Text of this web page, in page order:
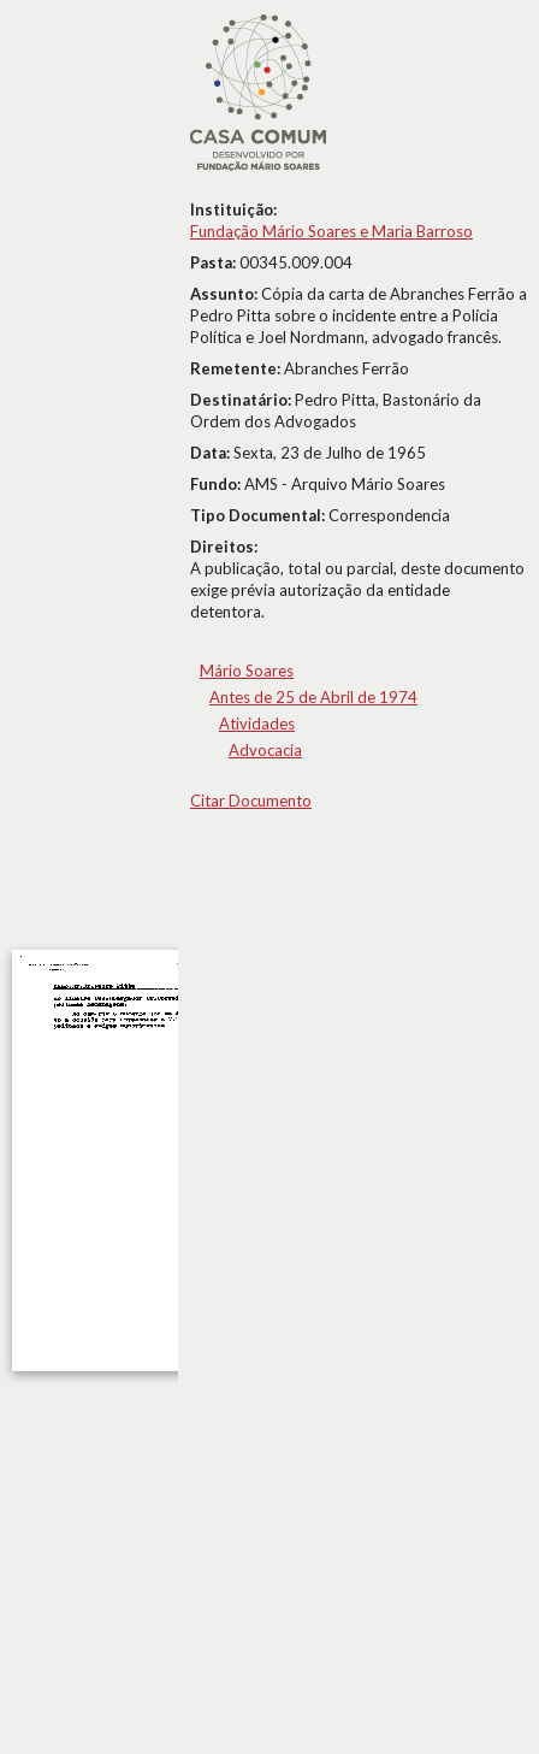
Instituição:
Fundação Mário Soares e Maria Barroso
Pasta:00345.009.004
Assunto:Cópia da carta de Abranches Ferrão a
Pedro Pitta sobre o incidente entre a Polícia
Política e Joel Nordmann, advogado francês.
Remetente:Abranches Ferrão
Destinatário:Pedro Pitta, Bastonário da
Ordem dos Advogados
Data:Sexta, 23 de Julho de 1965
Fundo:AMS - Arquivo Mário Soares
Tipo Documental:Correspondencia
Direitos:
A publicação, total ou parcial, deste documento
exige prévia autorização da entidade
detentora.
Mário Soares
Antes de 25 de Abril de 1974
Atividades
Advocacia
Citar Documento